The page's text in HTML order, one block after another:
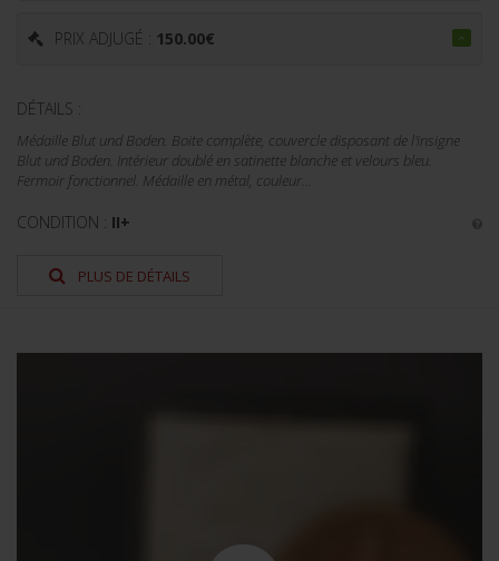
PRIX ADJUGÉ : 150.00€
DÉTAILS :
Médaille Blut und Boden. Boite complète, couvercle disposant de l'insigne
Blut und Boden. Intérieur doublé en satinette blanche et velours bleu.
Fermoir fonctionnel. Médaille en métal, couleur...
CONDITION : II+
PLUS DE DÉTAILS